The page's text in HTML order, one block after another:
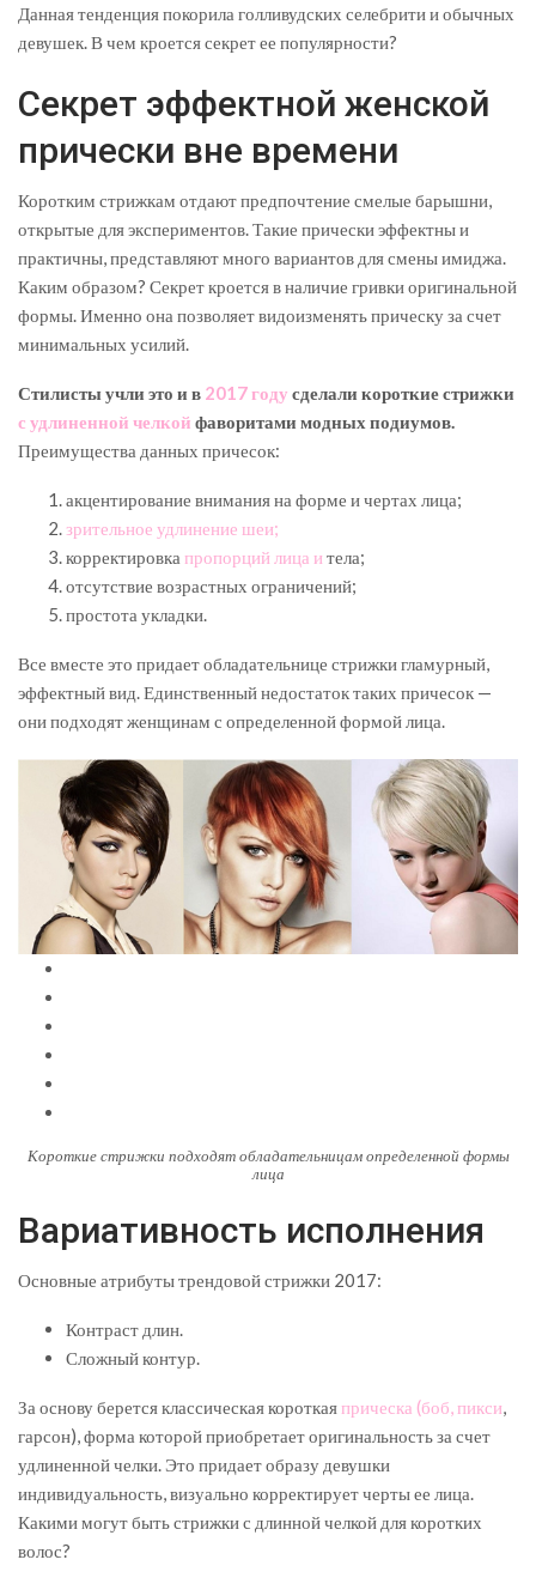
Данная тенденция покорила голливудских селебрити и обычных
девушек. В чем кроется секрет ее популярности?
Секрет эффектной женской
прически вне времени
Коротким стрижкам отдают предпочтение смелые барышни,
открытые для экспериментов. Такие прически эффектны и
практичны, представляют много вариантов для смены имиджа.
Каким образом? Секрет кроется в наличие гривки оригинальной
формы. Именно она позволяет видоизменять прическу за счет
минимальных усилий.
Стилисты учли это и в 2017 году сделали короткие стрижки
с удлиненной челкой фаворитами модных подиумов.
Преимущества данных причесок:
акцентирование внимания на форме и чертах лица;
зрительное удлинение шеи;
корректировка пропорций лица и тела;
отсутствие возрастных ограничений;
простота укладки.
Все вместе это придает обладательнице стрижки гламурный,
эффектный вид. Единственный недостаток таких причесок —
они подходят женщинам с определенной формой лица.
Короткие стрижки подходят обладательницам определенной формы
лица
Вариативность исполнения
Основные атрибуты трендовой стрижки 2017:
Контраст длин.
Сложный контур.
За основу берется классическая короткаяприческа (боб, пикси,
гарсон), форма которой приобретает оригинальность за счет
удлиненной челки. Это придает образу девушки
индивидуальность, визуально корректирует черты ее лица.
Какими могут быть стрижки с длинной челкой для коротких
волос?